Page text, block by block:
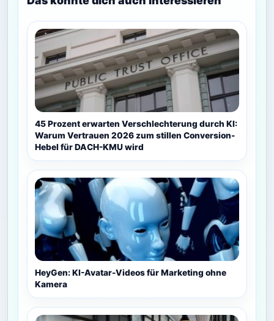
45 Prozent erwarten Verschlechterung durch KI:
Warum Vertrauen 2026 zum stillen Conversion-
Hebel für DACH-KMU wird
HeyGen: KI-Avatar-Videos für Marketing ohne
Kamera